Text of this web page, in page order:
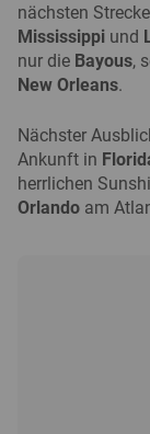
nächsten
Mississippi und
nur die Bayous,
New Orleans.
Nächster
Ankunft in
herrlichen
Orlando am